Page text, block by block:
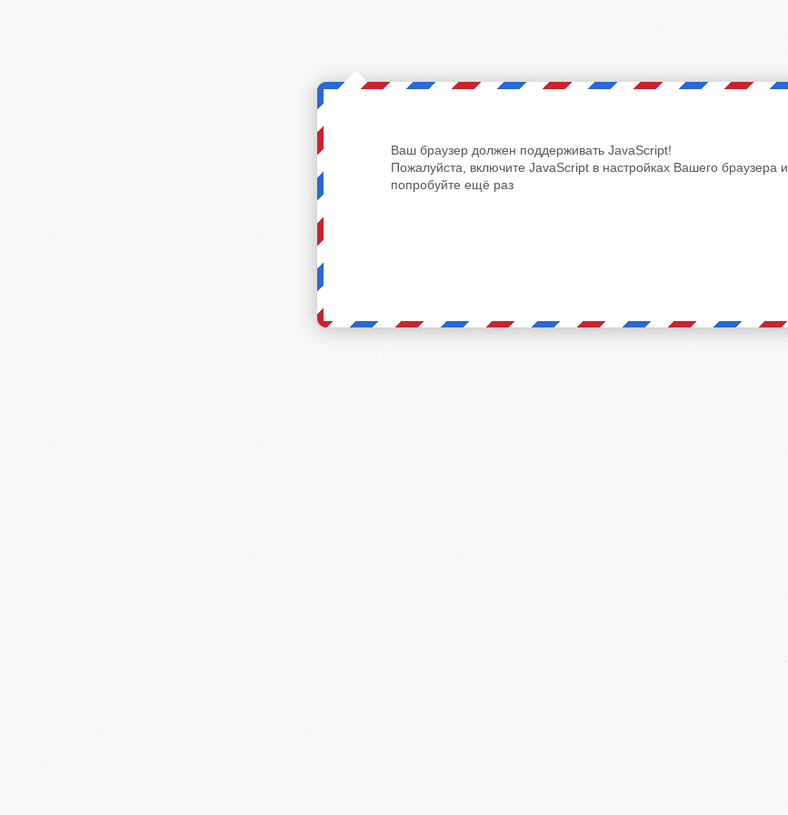
Ваш браузер должен поддерживать JavaScript!
Пожалуйста, включите JavaScript в настройках Вашего браузера и
попробуйте ещё раз